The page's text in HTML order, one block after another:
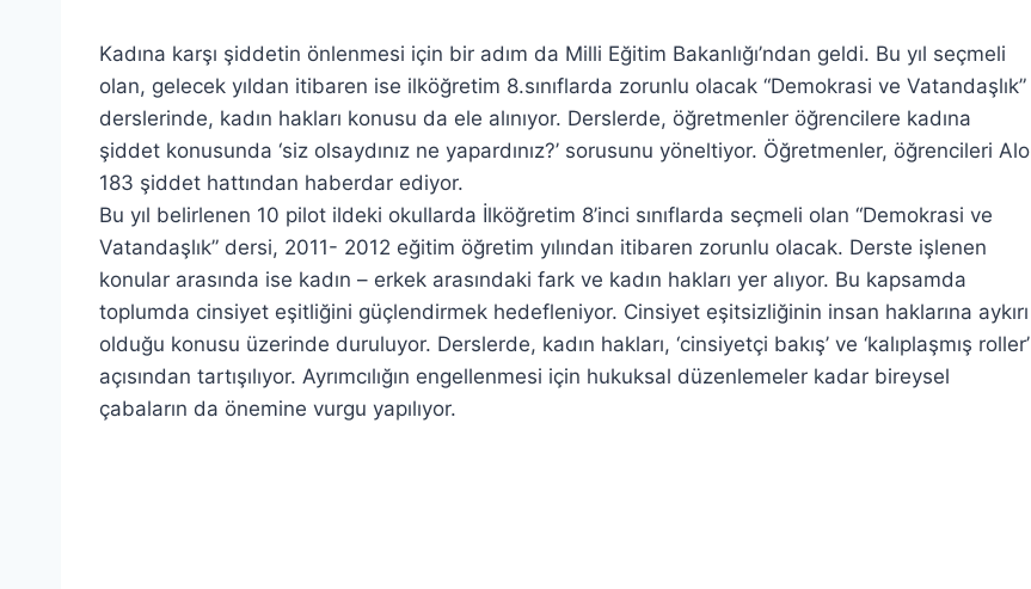
Kadına karşı şiddetin önlenmesi için bir adım da Milli Eğitim Bakanlığı’ndan geldi. Bu yıl seçmeli
olan, gelecek yıldan itibaren ise ilköğretim 8.sınıflarda zorunlu olacak “Demokrasi ve Vatandaşlık”
derslerinde, kadın hakları konusu da ele alınıyor. Derslerde, öğretmenler öğrencilere kadına
şiddet konusunda ‘siz olsaydınız ne yapardınız?’ sorusunu yöneltiyor. Öğretmenler, öğrencileri Alo
183 şiddet hattından haberdar ediyor.
Bu yıl belirlenen 10 pilot ildeki okullarda İlköğretim 8’inci sınıflarda seçmeli olan “Demokrasi ve
Vatandaşlık” dersi, 2011- 2012 eğitim öğretim yılından itibaren zorunlu olacak. Derste işlenen
konular arasında ise kadın – erkek arasındaki fark ve kadın hakları yer alıyor. Bu kapsamda
toplumda cinsiyet eşitliğini güçlendirmek hedefleniyor. Cinsiyet eşitsizliğinin insan haklarına aykırı
olduğu konusu üzerinde duruluyor. Derslerde, kadın hakları, ‘cinsiyetçi bakış’ ve ‘kalıplaşmış roller’
açısından tartışılıyor. Ayrımcılığın engellenmesi için hukuksal düzenlemeler kadar bireysel
çabaların da önemine vurgu yapılıyor.